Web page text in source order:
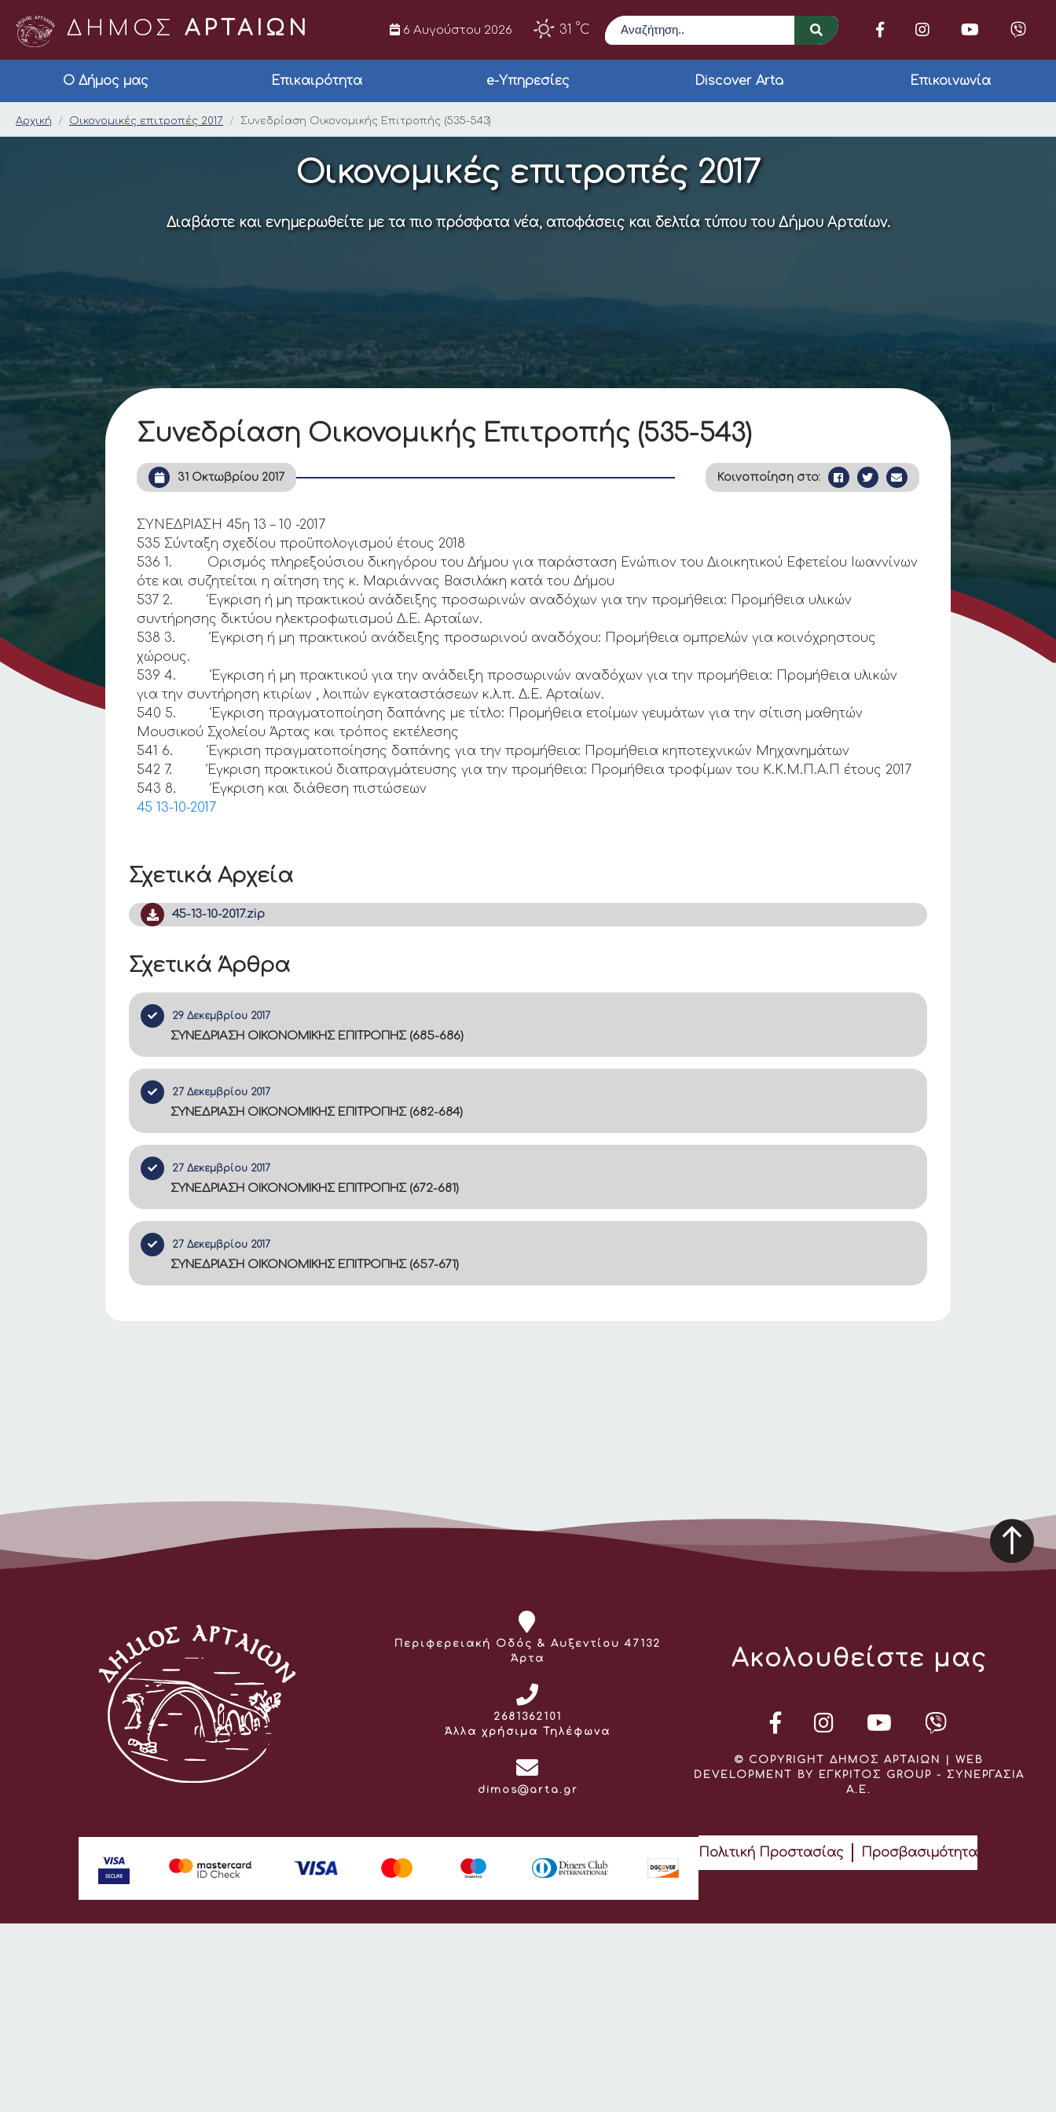
ΔΗΜΟΣ ΑΡΤΑΙΩΝ 6 Αυγούστου 2026 31 °C
Αναζήτηση
Ο Δήμος μας Επικαιρότητα e-Υπηρεσίες Discover Arta Επικοινωνία
Συνεδρίαση Οικονομικής Επιτροπής (535-543)
Αρχική Οικονομικές επιτροπές 2017 Συνεδρίαση Οικονομικής Επιτροπής (535-543)
Οικονομικές επιτροπές 2017
Διαβάστε και ενημερωθείτε με τα πιο πρόσφατα νέα, αποφάσεις και δελτία τύπου του Δήμου Αρταίων.
Σχετικά Αρχεία
45-13-10-2017.zip
Σχετικά Άρθρα
29 Δεκεμβρίου 2017
ΣΥΝΕΔΡΙΑΣΗ ΟΙΚΟΝΟΜΙΚΗΣ ΕΠΙΤΡΟΠΗΣ (685-686)
27 Δεκεμβρίου 2017
ΣΥΝΕΔΡΙΑΣΗ ΟΙΚΟΝΟΜΙΚΗΣ ΕΠΙΤΡΟΠΗΣ (682-684)
27 Δεκεμβρίου 2017
ΣΥΝΕΔΡΙΑΣΗ ΟΙΚΟΝΟΜΙΚΗΣ ΕΠΙΤΡΟΠΗΣ (672-681)
27 Δεκεμβρίου 2017
ΣΥΝΕΔΡΙΑΣΗ ΟΙΚΟΝΟΜΙΚΗΣ ΕΠΙΤΡΟΠΗΣ (657-671)
Συνεδρίαση Οικονομικής Επιτροπής (535-543)
31 Οκτωβρίου 2017 Κοινοποίηση στο:
ΣΥΝΕΔΡΙΑΣΗ 45η 13 – 10 -2017
535 Σύνταξη σχεδίου προϋπολογισμού έτους 2018
536 1. Ορισμός πληρεξούσιου δικηγόρου του Δήμου για παράσταση Ενώπιον του Διοικητικού Εφετείου Ιωαννίνων
ότε και συζητείται η αίτηση της κ. Μαριάννας Βασιλάκη κατά του Δήμου
537 2. Έγκριση ή μη πρακτικού ανάδειξης προσωρινών αναδόχων για την προμήθεια: Προμήθεια υλικών
συντήρησης δικτύου ηλεκτροφωτισμού Δ.Ε. Αρταίων.
538 3. Έγκριση ή μη πρακτικού ανάδειξης προσωρινού αναδόχου: Προμήθεια ομπρελών για κοινόχρηστους
χώρους.
539 4. Έγκριση ή μη πρακτικού για την ανάδειξη προσωρινών αναδόχων για την προμήθεια: Προμήθεια υλικών
για την συντήρηση κτιρίων , λοιπών εγκαταστάσεων κ.λ.π. Δ.Ε. Αρταίων.
540 5. Έγκριση πραγματοποίηση δαπάνης με τίτλο: Προμήθεια ετοίμων γευμάτων για την σίτιση μαθητών
Μουσικού Σχολείου Άρτας και τρόπος εκτέλεσης
541 6. Έγκριση πραγματοποίησης δαπάνης για την προμήθεια: Προμήθεια κηποτεχνικών Μηχανημάτων
542 7. Έγκριση πρακτικού διαπραγμάτευσης για την προμήθεια: Προμήθεια τροφίμων του Κ.Κ.Μ.Π.Α.Π έτους 2017
543 8. Έγκριση και διάθεση πιστώσεων
45 13-10-2017
Διεύθυνση:
Περιφερειακή Οδός & Αυξεντίου 47132
Άρτα
Τηλέφωνο:
2681362101
Άλλα χρήσιμα Τηλέφωνα
Email:
dimos@arta.gr
Ακολουθείστε μας
© COPYRIGHT ΔΗΜΟΣ ΑΡΤΑΙΩΝ | WEB
DEVELOPMENT BY ΕΓΚΡΙΤΟΣ GROUP - ΣΥΝΕΡΓΑΣΙΑ
Α.Ε.
Πολιτική Προστασίας Προσβασιμότητα